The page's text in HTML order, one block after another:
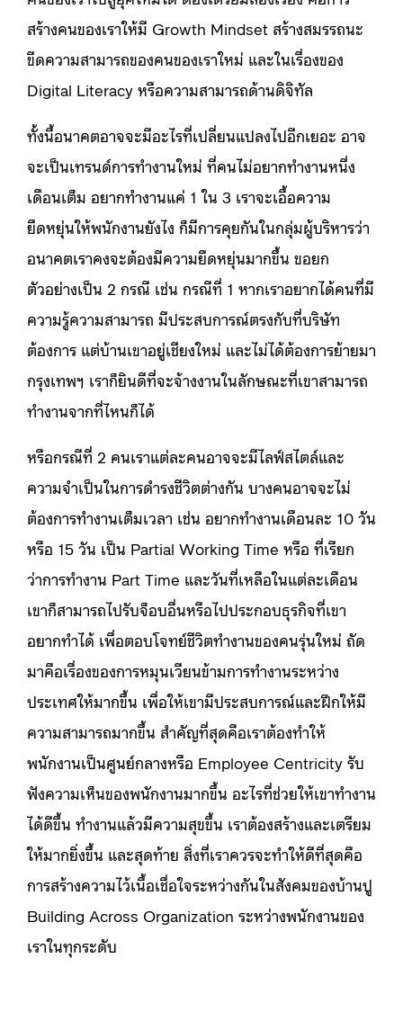
สร้างคนของเราให้มี Growth Mindset สร้างสมรรถนะ
ขีดความสามารถของคนของเราใหม่ และในเรื่องของ
Digital Literacy หรือความสามารถด้านดิจิทัล
ทั้งนี้อนาคตอาจจะมีอะไรที่เปลี่ยนแปลงไปอีกเยอะ อาจ
จะเป็นเทรนด์การทำงานใหม่ ที่คนไม่อยากทำงานหนึ่ง
เดือนเต็ม อยากทำงานแค่ 1 ใน 3 เราจะเอื้อความ
ยืดหยุ่นให้พนักงานยังไง ก็มีการคุยกันในกลุ่มผู้บริหารว่า
อนาคตเราคงจะต้องมีความยืดหยุ่นมากขึ้น ขอยก
ตัวอย่างเป็น 2 กรณี เช่น กรณีที่ 1 หากเราอยากได้คนที่มี
ความรู้ความสามารถ มีประสบการณ์ตรงกับที่บริษัท
ต้องการ แต่บ้านเขาอยู่เชียงใหม่ และไม่ได้ต้องการย้ายมา
กรุงเทพฯ เราก็ยินดีที่จะจ้างงานในลักษณะที่เขาสามารถ
ทำงานจากที่ไหนก็ได้
หรือกรณีที่ 2 คนเราแต่ละคนอาจจะมีไลฟ์สไตล์และ
ความจำเป็นในการดำรงชีวิตต่างกัน บางคนอาจจะไม่
ต้องการทำงานเต็มเวลา เช่น อยากทำงานเดือนละ 10 วัน
หรือ 15 วัน เป็น Partial Working Time หรือ ที่เรียก
ว่าการทำงาน Part Time และวันที่เหลือในแต่ละเดือน
เขาก็สามารถไปรับจ็อบอื่นหรือไปประกอบธุรกิจที่เขา
อยากทำได้ เพื่อตอบโจทย์ชีวิตทำงานของคนรุ่นใหม่ ถัด
มาคือเรื่องของการหมุนเวียนข้ามการทำงานระหว่าง
ประเทศให้มากขึ้น เพื่อให้เขามีประสบการณ์และฝึกให้มี
ความสามารถมากขึ้น สำคัญที่สุดคือเราต้องทำให้
พนักงานเป็นศูนย์กลางหรือ Employee Centricity รับ
ฟังความเห็นของพนักงานมากขึ้น อะไรที่ช่วยให้เขาทำงาน
ได้ดีขึ้น ทำงานแล้วมีความสุขขึ้น เราต้องสร้างและเตรียม
ให้มากยิ่งขึ้น และสุดท้าย สิ่งที่เราควรจะทำให้ดีที่สุดคือ
การสร้างความไว้เนื้อเชื่อใจระหว่างกันในสังคมของบ้านปู
Building Across Organization ระหว่างพนักงานของ
เราในทุกระดับ